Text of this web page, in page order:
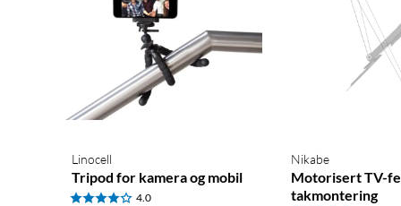
Linocell
Tripod for kamera og mobil
4.0
Nikabe
Motorisert TV-
takmontering